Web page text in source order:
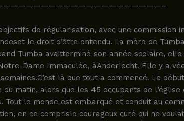
de régularisation, avec une commission
le droit d’être entendu. La mère de
Tumba avaitterminé son année scolaire,
Dame Immaculée, àAnderlecht. Elle y a
là que tout a commencé. Le
du matin, alors que les 45 occupants de
Tout le monde est embarqué et conduit au
en ce comprisle courageux curé qui ne